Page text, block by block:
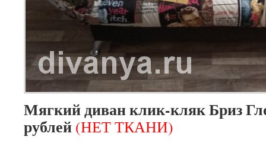
Мягкий диван клик-кляк Бриз
рублей (НЕТ ТКАНИ)